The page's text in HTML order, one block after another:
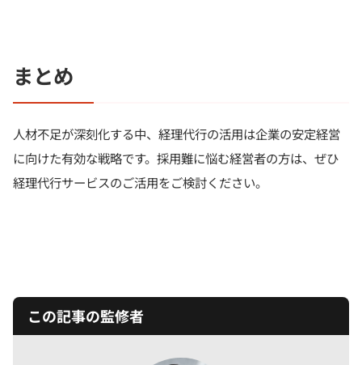
まとめ
人材不足が深刻化する中、経理代行の活用は企業の安定経営
に向けた有効な戦略です。採用難に悩む経営者の方は、ぜひ
経理代行サービスのご活用をご検討ください。
この記事の監修者